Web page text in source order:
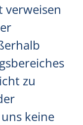
zu
keine